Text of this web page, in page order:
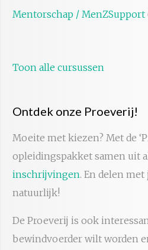
Mentorschap / MenZSupport
Toon alle cursussen
Ontdek onze Proeverij!
Moeite met kiezen? Met de
opleidingspakket samen uit
inschrijvingen. En delen met
natuurlijk!
De Proeverij is ook
bewindvoerder wilt worden